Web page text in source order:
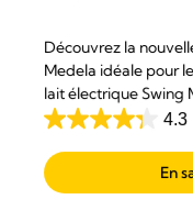
Découvrez la
Medela idéale pour
lait électrique
maximise votre
4.3
4.3
sur
5
En